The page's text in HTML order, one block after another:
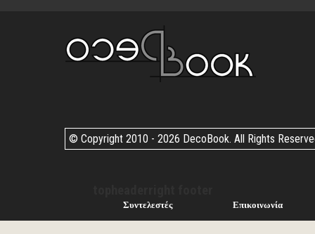
© Copyright 2010 - 2026 DecoBook. All Rights
Συντελεστές Επικοινωνία